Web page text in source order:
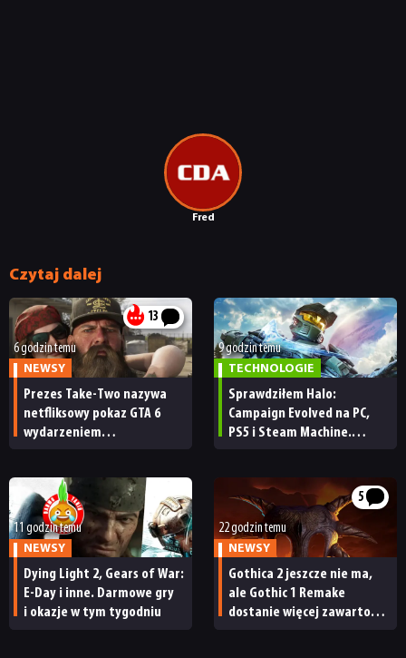
DYSKUSJE
JUŻ GRALIŚMY
Fred
Czytaj dalej
13
6 godzin temu
NEWSY
Prezes Take-Two nazywa
netfliksowy pokaz GTA 6
wydarzeniem
ma subskrybentów
9 godzin temu
TECHNOLOGIE
Sprawdziłem Halo:
Campaign Evolved na PC,
PS5 i Steam Machine.
[RECENZJA TECHNICZNA]
11 godzin temu
NEWSY
Dying Light 2, Gears of War:
E-Day i inne. Darmowe gry
i okazje w tym tygodniu
5
22 godzin temu
NEWSY
Gothica 2 jeszcze nie ma,
ale Gothic 1 Remake
dostanie więcej zawartości.